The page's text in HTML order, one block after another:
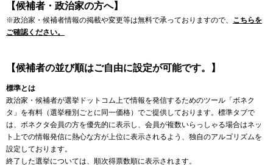
【候補者・政治家の方へ】
※政治家・候補者情報の掲載や変更等は無料で承っておりますので、 こちらを
ご確認ください。
【候補者の並び順はご自由に設定が可能です。】
標準とは
政治家・候補者が選挙ドットコム上で情報を発信するためのツール「ボネク
タ」を有料（選挙種別ごとに同一価格）でご提供しております。標準タブで
は、ボネクタ会員の方を優先的に表示し、会員が複数いらっしゃる場合はネッ
ト上での情報発信に熱心な方が上位に表示されるよう、独自のアルゴリズムを
設定しております。
終了した選挙については、順次得票数順に表示されます。